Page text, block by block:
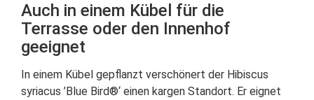
Auch in einem Kübel für die
Terrasse oder den Innenhof
geeignet
In einem Kübel gepflanzt verschönert der Hibiscus
syriacus ’Blue Bird®‘ einen kargen Standort. Er eignet